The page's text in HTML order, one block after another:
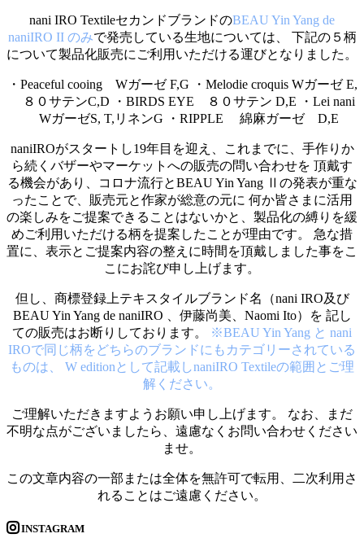
nani IRO TextileセカンドブランドのBEAU Yin Yang de
naniIRO II のみで発売している生地については、 下記の５柄
について製品化販売にご利用いただける運びとなりました。
・Peaceful cooing Wガーゼ F,G ・Melodie croquis Wガーゼ E,
８０サテンC,D ・BIRDS EYE ８０サテン D,E ・Lei nani
WガーゼS, T,リネンG ・RIPPLE 綿麻ガーゼ D,E
naniIROがスタートし19年目を迎え、これまでに、手作りか
ら続くバザーやマーケットへの販売の問い合わせを 頂戴す
る機会があり、コロナ流行とBEAU Yin Yang Ⅱの発表が重な
ったことで、販売元と作家が総意の元に 何か皆さまに活用
の楽しみをご提案できることはないかと、製品化の縛りを緩
めご利用いただける柄を提案したことが理由です。 急な措
置に、表示とご提案内容の整えに時間を頂戴しました事をこ
こにお詫び申し上げます。
但し、商標登録上テキスタイルブランド名（nani IRO及び
BEAU Yin Yang de naniIRO 、伊藤尚美、Naomi Ito）を 記し
ての販売はお断りしております。
※BEAU Yin Yang と nani
IROで同じ柄をどちらのブランドにもカテゴリーされている
ものは、 W editionとして記載しnaniIRO Textileの範囲とご理
解ください。
ご理解いただきますようお願い申し上げます。 なお、まだ
不明な点がございましたら、遠慮なくお問い合わせください
ませ。
この文章内容の一部または全体を無許可で転用、二次利用さ
れることはご遠慮ください。
INSTAGRAM